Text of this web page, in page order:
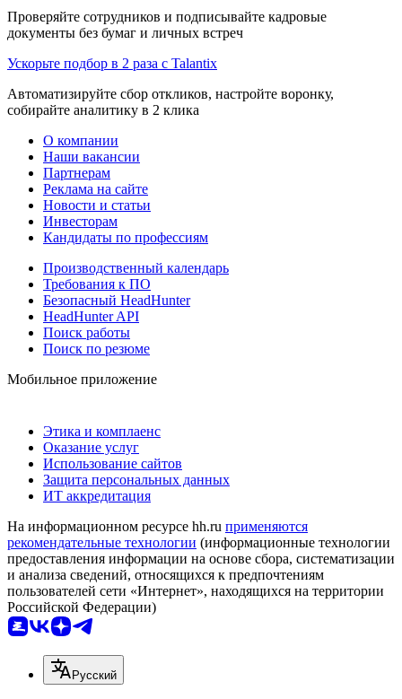
Проверяйте сотрудников и подписывайте кадровые
документы без бумаг и личных встреч
Ускорьте подбор в 2 раза с Talantix
Автоматизируйте сбор откликов, настройте воронку,
собирайте аналитику в 2 клика
О компании
Наши вакансии
Партнерам
Реклама на сайте
Новости и статьи
Инвесторам
Кандидаты по профессиям
Производственный календарь
Требования к ПО
Безопасный HeadHunter
HeadHunter API
Поиск работы
Поиск по резюме
Мобильное приложение
Этика и комплаенс
Оказание услуг
Использование сайтов
Защита персональных данных
ИТ аккредитация
На информационном ресурсе hh.ru применяются
рекомендательные технологии (информационные технологии
предоставления информации на основе сбора, систематизации
и анализа сведений, относящихся к предпочтениям
пользователей сети «Интернет», находящихся на территории
Российской Федерации)
Русский